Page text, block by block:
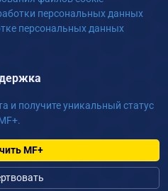
персональных данных
персональных данных
и получите уникальный статус
MF+